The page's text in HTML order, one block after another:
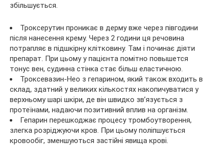
збільшується.
Троксерутин проникає в дерму вже через півгодини
після нанесення крему. Через 2 години ця речовина
потрапляє в підшкірну клітковину. Там і починає діяти
препарат. При цьому у пацієнта помітно повышется
тонус вен, судинна стінка стає більш еластичною.
Троксевазин-Нео з гепарином, який також входить в
склад, здатний у великих кількостях накопичуватися у
верхньому шарі шкіри, де він швидко зв’язується з
протеїнами, надаючи позитивний вплив на організм.
Гепарин перешкоджає процесу тромбоутворення,
злегка розріджуючи кров. При цьому поліпшується
кровообіг, зменшуються застійні явища крові.